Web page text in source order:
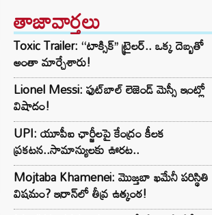
తాజావార్తలు
Toxic Trailer: ‘‘టాక్సిక్’’ ట్రైలర్.. ఒక్క దెబ్బతో
అంతా మార్చేశారు!
Lionel Messi: ఫుట్‌బాల్ లెజెండ్ మెస్సీ ఇంట్లో
విషాదం!
UPI: యూపీఐ ఛార్జీలపై కేంద్రం కీలక
ప్రకటన..సామాన్యులకు ఊరట..
Mojtaba Khamenei: మొజ్తబా ఖమేనీ పరిస్థితి
విషమం? ఇరాన్‌లో తీవ్ర ఉత్కంఠ!